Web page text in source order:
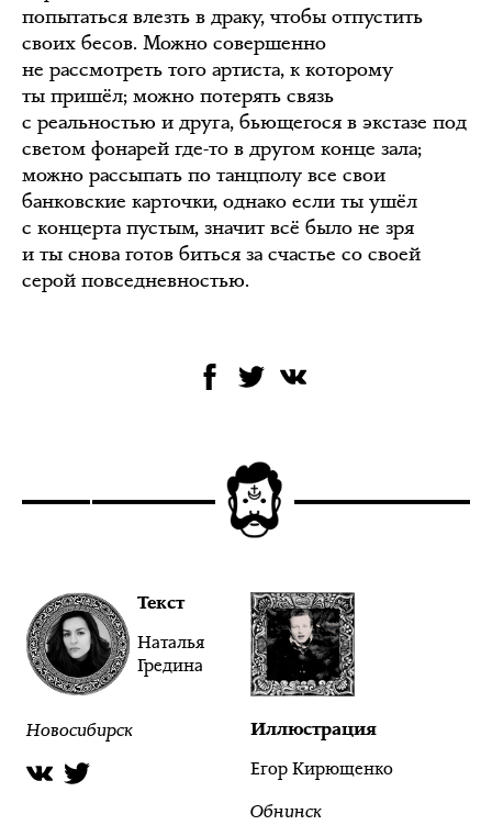
попытаться влезть в драку, чтобы отпустить
своих бесов. Можно совершенно
не рассмотреть того артиста, к которому
ты пришёл; можно потерять связь
с реальностью и друга, бьющегося в экстазе под
светом фонарей где-то в другом конце зала;
можно рассыпать по танцполу все свои
банковские карточки, однако если ты ушёл
с концерта пустым, значит всё было не зря
и ты снова готов биться за счастье со своей
серой повседневностью.
Текст
Наталья
Гредина
Новосибирск Иллюстрация
Егор Кирющенко
Обнинск